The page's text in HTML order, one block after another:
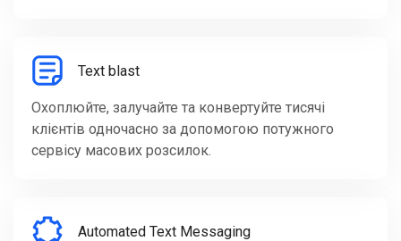
Text blast
Охоплюйте, залучайте та конвертуйте тисячі
клієнтів одночасно за допомогою потужного
сервісу масових розсилок.
Automated Text Messaging